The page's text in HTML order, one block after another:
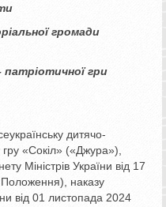
громади
патріотичної гри
дитячо-
гру «Сокіл» («Джура»),
Міністрів України від 17
наказу
від 01 листопада 2024